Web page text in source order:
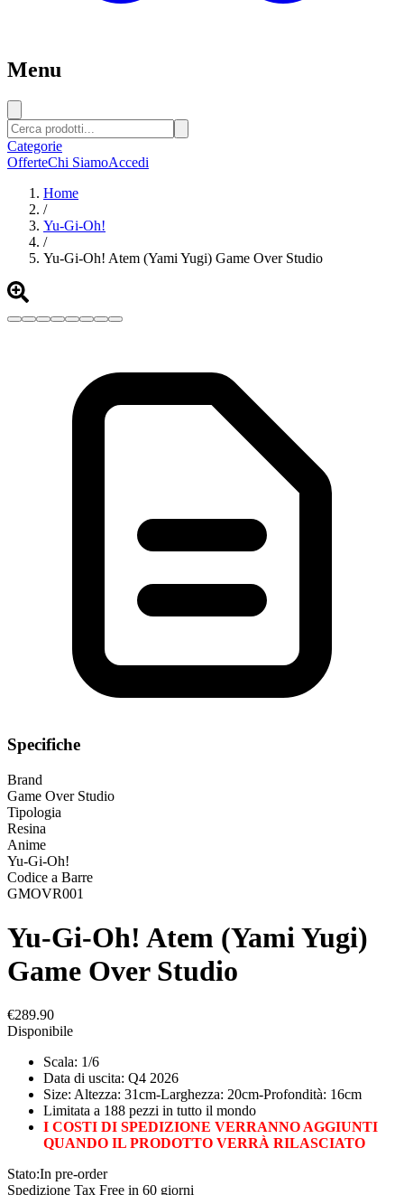
Menu
Categorie
OfferteChi SiamoAccedi
Home
/
Yu-Gi-Oh!
/
Yu-Gi-Oh! Atem (Yami Yugi) Game Over Studio
Specifiche
Brand
Game Over Studio
Tipologia
Resina
Anime
Yu-Gi-Oh!
Codice a Barre
GMOVR001
Yu-Gi-Oh! Atem (Yami Yugi)
Game Over Studio
€289.90
Disponibile
Scala: 1/6
Data di uscita: Q4 2026
Size: Altezza: 31cm-Larghezza: 20cm-Profondità: 16cm
Limitata a 188 pezzi in tutto il mondo
I COSTI DI SPEDIZIONE VERRANNO AGGIUNTI
QUANDO IL PRODOTTO VERRÀ RILASCIATO
Stato:In pre-order
Spedizione Tax Free in 60 giorni